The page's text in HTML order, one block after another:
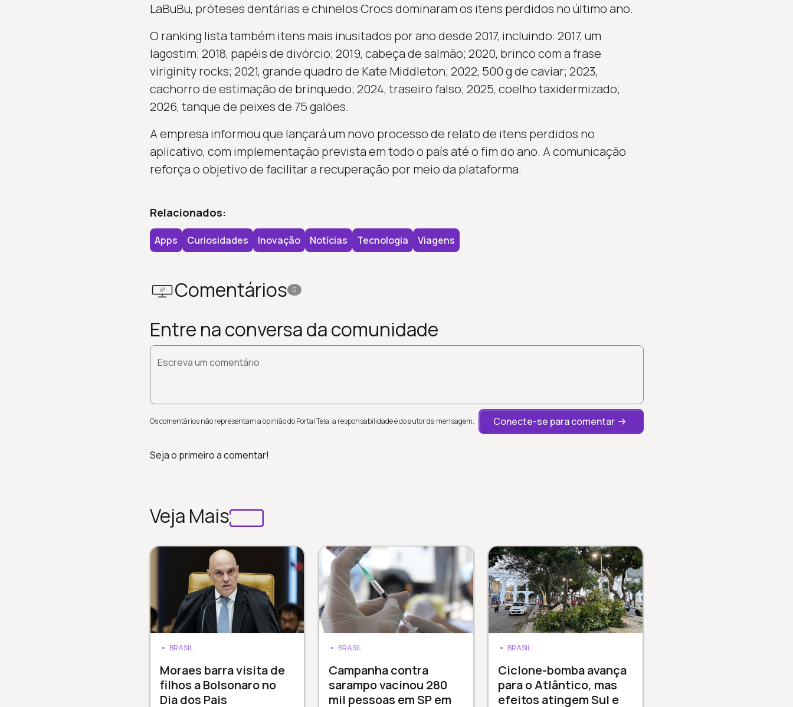
LaBuBu, próteses dentárias e chinelos Crocs dominaram os itens perdidos no último ano.
O ranking lista também itens mais inusitados por ano desde 2017, incluindo: 2017, um
lagostim; 2018, papéis de divórcio; 2019, cabeça de salmão; 2020, brinco com a frase
viriginity rocks; 2021, grande quadro de Kate Middleton; 2022, 500 g de caviar; 2023,
cachorro de estimação de brinquedo; 2024, traseiro falso; 2025, coelho taxidermizado;
2026, tanque de peixes de 75 galões.
A empresa informou que lançará um novo processo de relato de itens perdidos no
aplicativo, com implementação prevista em todo o país até o fim do ano. A comunicação
reforça o objetivo de facilitar a recuperação por meio da plataforma.
Relacionados:
Apps Curiosidades Inovação Notícias Tecnologia Viagens
Comentários 0
Entre na conversa da comunidade
Escreva um comentário
Os comentários não representam a opinião do Portal Tela; a responsabilidade é do autor da mensagem. Conecte-se para comentar
Seja o primeiro a comentar!
Veja Mais
BRASIL
Moraes barra visita de
filhos a Bolsonaro no
Dia dos Pais
BRASIL
Campanha contra
sarampo vacinou 280
mil pessoas em SP em
BRASIL
Ciclone-bomba avança
para o Atlântico, mas
efeitos atingem Sul e